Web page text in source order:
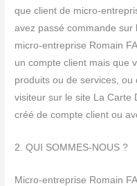
que client de micro-
avez passé commande sur
micro-entreprise Romain
un compte client mais que
produits ou de services,
visiteur sur le site La Carte
créé de compte client ou
2. QUI SOMMES-NOUS ?
Micro-entreprise Romain